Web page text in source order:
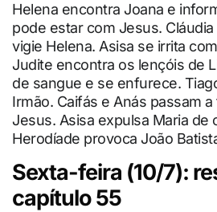
Helena encontra Joana e
pode estar com Jesus.
vigie Helena. Asisa se irrita
Judite encontra os lençóis de
de sangue e se enfurece.
Irmão. Caifás e Anás passam
Jesus. Asisa expulsa Maria de
Herodíade provoca João
Sexta-feira (10/7):
capítulo 55